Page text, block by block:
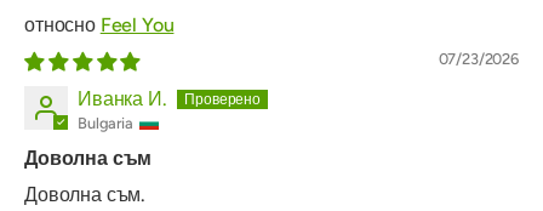
Feel You
07/23/2026
Иванка И.
Bulgaria
Доволна съм
Доволна съм.